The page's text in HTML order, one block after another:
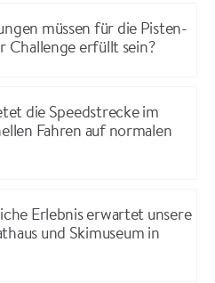
müssen für die Pisten-
Challenge erfüllt sein?
die Speedstrecke im
Fahren auf normalen
Erlebnis erwartet unsere
und Skimuseum in